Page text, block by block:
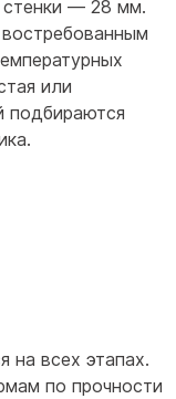
— 28 мм.
или
подбираются
на всех этапах.
по прочности